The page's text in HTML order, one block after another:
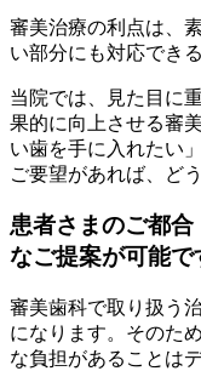
審美治療の利点は、
い部分にも対応でき
当院では、見た目に
果的に向上させる審
い歯を手に入れたい
ご要望があれば、ど
患者さまのご都合
なご提案が可能で
審美歯科で取り扱う
になります。そのた
な負担があることは